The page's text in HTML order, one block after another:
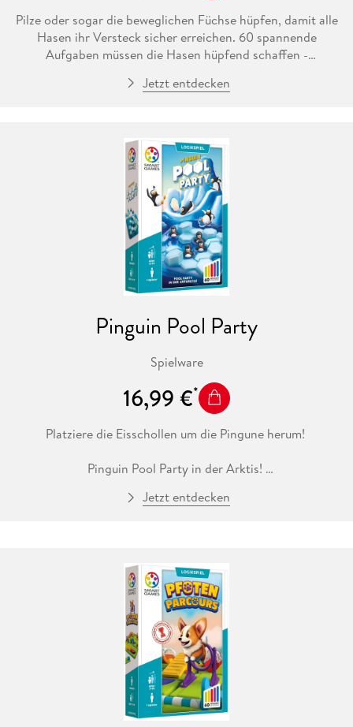
Pilze oder sogar die beweglichen Füchse hüpfen, damit alle
Hasen ihr Versteck sicher erreichen. 60 spannende
Aufgaben müssen die Hasen hüpfend schaffen -
mehrere Elemente gleichzeitig springen. Ein Strategiespiel
Jetzt entdecken
Pinguin Pool Party
Spielware
16,99 €
Platziere die Eisschollen um die Pingune herum!
Pinguin Pool Party in der Arktis!
Die Pinguine wollen plantschen, aber Vorsicht: die
Das drei-dimensionale Pinguin Pool Party bietet 60
spannende Aufgaben in unterschiedlichen
Schwierigkeitsstufen.
Jetzt entdecken